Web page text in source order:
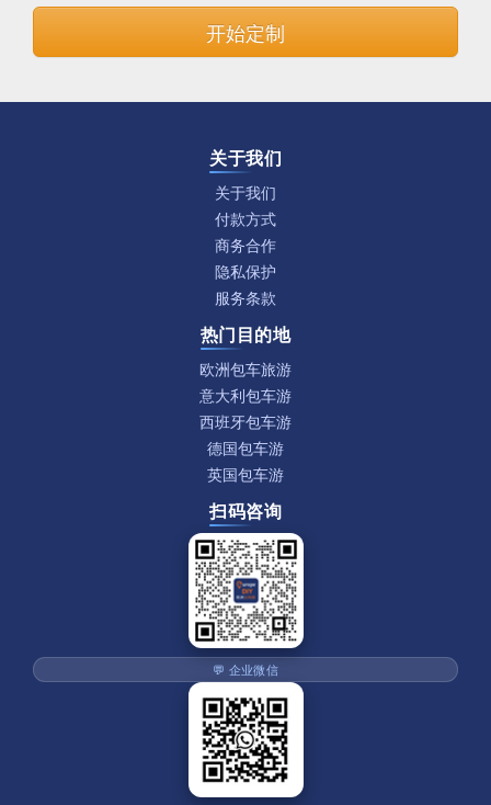
开始定制
关于我们
关于我们
付款方式
商务合作
隐私保护
服务条款
热门目的地
欧洲包车旅游
意大利包车游
西班牙包车游
德国包车游
英国包车游
扫码咨询
💬 企业微信